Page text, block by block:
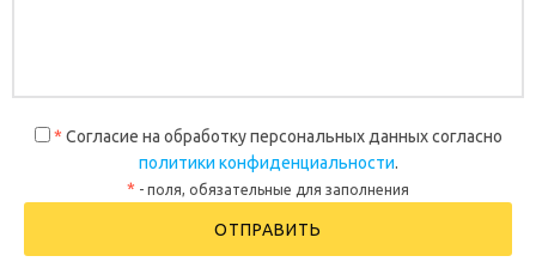
* Согласие на обработку персональных данных согласно
политики конфиденциальности.
* - поля, обязательные для заполнения